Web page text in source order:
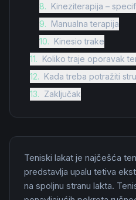
8. Kineziterapija –
9. Manualna terapija
10. Kinesio trake
11. Koliko traje oporavak
12. Kada treba potražiti
13. Zaključak
Teniski lakat je najčešća
predstavlja upalu tetiva
na spoljnu stranu lakta.